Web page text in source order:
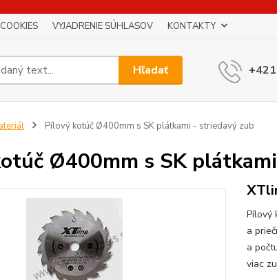
VYJADRENIE SÚHLASOV KONTAKTY
Hľadať
Pílový kotúč Ø400mm s SK plátkami - striedavý zub
Ø400mm s SK
Pílový
a
a
viac